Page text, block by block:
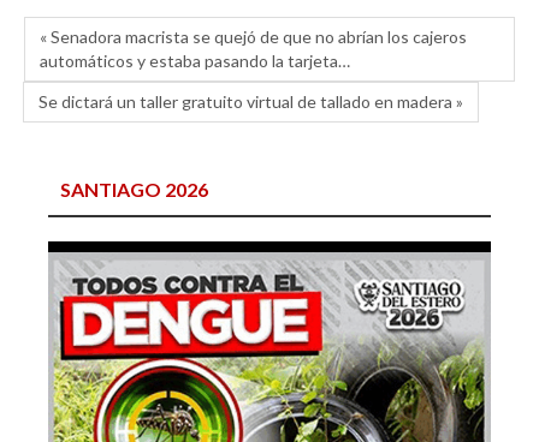
« Senadora macrista se quejó de que no abrían los cajeros
automáticos y estaba pasando la tarjeta…
Se dictará un taller gratuito virtual de tallado en madera »
SANTIAGO 2026